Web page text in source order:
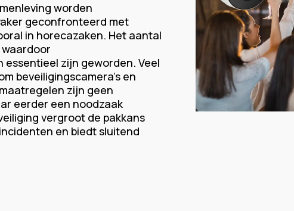
worden
geconfronteerd met
in horecazaken. Het aantal
zijn geworden. Veel
beveiligingscamera’s en
zijn geen
eerder een noodzaak
vergroot de pakkans
en biedt sluitend